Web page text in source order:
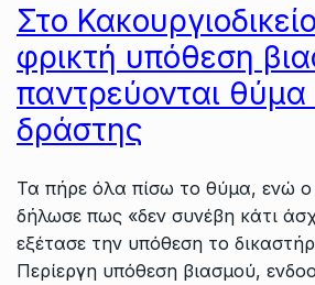
Στο
φρικτή υπόθεση
παντρεύονται θύμα
δράστης
Τα πήρε όλα πίσω το θύμα, ενώ
δήλωσε πως «δεν συνέβη κάτι
εξέτασε την υπόθεση το
Περίεργη υπόθεση βιασμού,